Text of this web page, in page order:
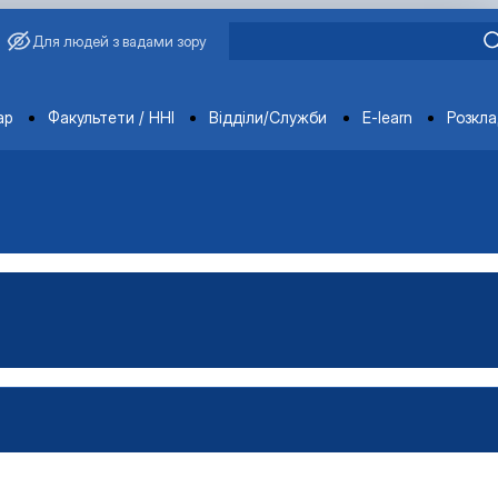
Для людей з вадами зору
Факультети / ННІ Відділи/Служби E-learn